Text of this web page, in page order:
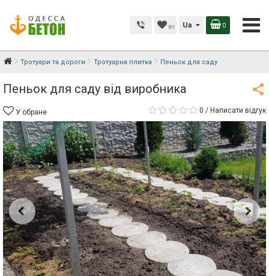
(0) Ua 0
Тротуари та дороги Тротуарна плитка Пеньок для саду
Пеньок для саду від виробника
У обране 0 / Написати відгук